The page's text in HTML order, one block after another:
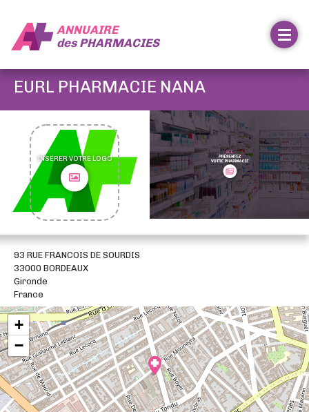
ANNUAIRE
desPHARMACIES
EURL PHARMACIE NANA
INSÉRER VOTRE LOGO
93 RUE FRANCOIS DE SOURDIS
33000 BORDEAUX
Gironde
France
+
−